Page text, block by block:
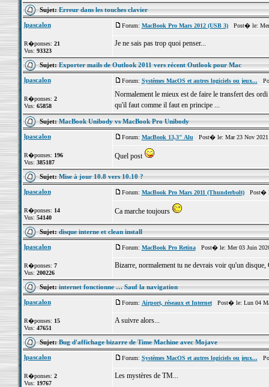
Sujet:Erreur dans les touches clavier
lpascalon
R�ponses: 21
Vus: 93323
Forum: MacBook Pro Mars 2012 (USB 3)Post� le: Mer
Je ne sais pas trop quoi penser...
Sujet:Exporter mails de Outlook 2011 vers récent Outlook pour Mac
lpascalon
R�ponses: 2
Vus: 65858
Forum: Systèmes MacOS et autres logiciels ou jeux...
Normalement le mieux est de faire le transfert des
qu'il faut comme il faut en principe ...
Sujet:MacBook Unibody vs MacBook Pro Unibody
lpascalon
R�ponses: 196
Vus: 385187
Forum: MacBook 13,3" Alu Post� le: Mar 23 Nov
Quel post
Sujet:Mise à jour 10.8 vers 10.10 ?
lpascalon
R�ponses: 14
Vus: 54140
Forum: MacBook Pro Mars 2011 (Thunderbolt)Post�
Ca marche toujours
Sujet:disque interne et clean install
lpascalon
R�ponses: 7
Vus: 200226
Forum: MacBook Pro RetinaPost� le: Mer 03 Juin
Bizarre, normalement tu ne devrais voir qu'un
Sujet:internet fonctionne … Sauf la navigation
lpascalon
R�ponses: 15
Vus: 47651
Forum: Airport, réseaux et InternetPost� le: Lun 04
A suivre alors...
Sujet:Bug d'affichage bizarre de Time Machine avec Mojave
lpascalon
R�ponses: 2
Vus: 19767
Forum: Systèmes MacOS et autres logiciels ou jeux...
Les mystères de TM...